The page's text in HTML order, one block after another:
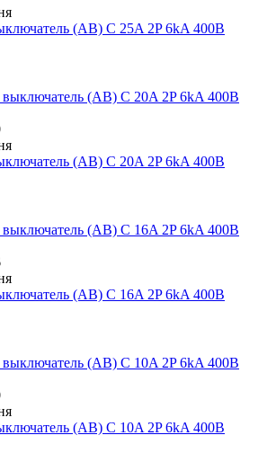
(АВ) C 25A 2P 6kA 400В
(АВ) C 20A 2P 6kA 400В
(АВ) C 16A 2P 6kA 400В
(АВ) C 10A 2P 6kA 400В